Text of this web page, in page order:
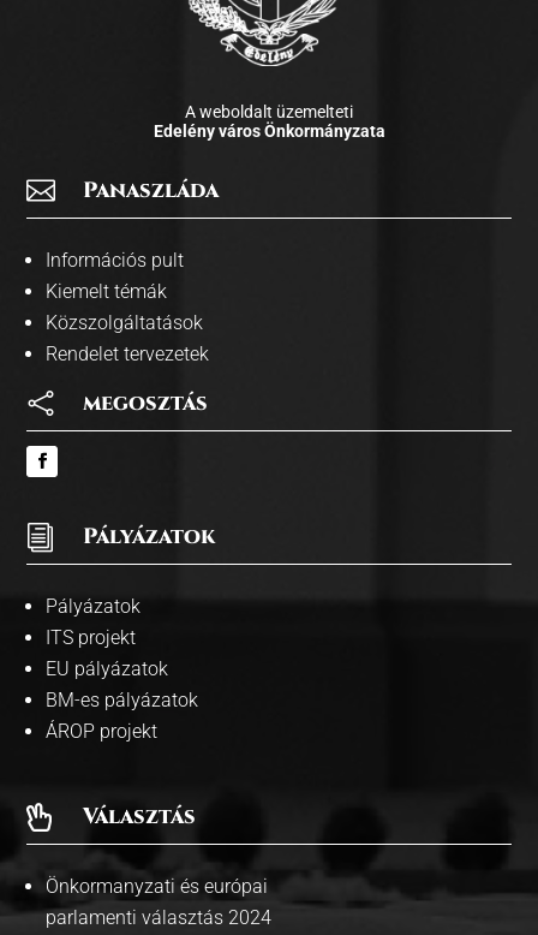
A weboldalt üzemelteti
Edelény város Önkormányzata
 Panaszláda
Információs pult
Kiemelt témák
Közszolgáltatások
Rendelet tervezetek
 megosztás
i Pályázatok
Pályázatok
ITS projekt
EU pályázatok
BM-es pályázatok
ÁROP projekt
 Választás
Önkormanyzati és európai
parlamenti választás 2024